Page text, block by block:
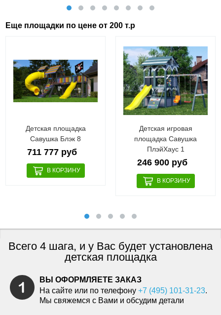
Еще площадки по цене от 200 т.р
Детская площадка
Савушка Блэк 8
711 777 руб
Детская игровая
площадка Савушка
ПлэйХаус 1
246 900 руб
Всего 4 шага, и у Вас будет установлена
детская площадка
ВЫ ОФОРМЛЯЕТЕ ЗАКАЗ
На сайте или по телефону +7 (495) 101-31-23.
Мы свяжемся с Вами и обсудим детали